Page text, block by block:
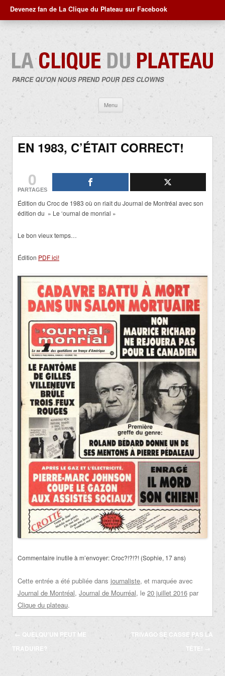
Devenez fan de La Clique du Plateau sur Facebook
PARCE QU'ON NOUS PREND POUR DES CLOWNS
Menu
contenu
EN 1983, C’ÉTAIT CORRECT!
0
PARTAGES
Édition du Croc de 1983 où on riait du Journal de Montréal avec son
édition du » Le ‘ournal de monrial »
Le bon vieux temps…
Édition PDF ici!
Commentaire inutile à m’envoyer: Croc?!?!?! (Sophie, 17 ans)
Cette entrée a été publiée dans journaliste, et marquée avec
Journal de Montréal, Journal de Mourréal, le 20 juillet 2016 par
Clique du plateau.
Navigation
des
←
QUELQU’UN PEUT ME
TRADUIRE?
TRIVAGO SE CASSE PAS LA
TÊTE!
→